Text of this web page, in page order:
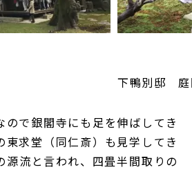
下鴨別邸 庭
ので銀閣寺にも足を伸ばしてき
東求堂（同仁斎）も見学してき
源流と言われ、四畳半間取りの